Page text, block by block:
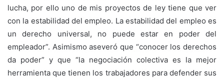
lucha, por ello uno de mis proyectos de ley tiene que ver
con la estabilidad del empleo. La estabilidad del empleo es
un derecho universal, no puede estar en poder del
empleador”. Asimismo aseveró que “conocer los derechos
da poder” y que “la negociación colectiva es la mejor
herramienta que tienen los trabajadores para defender sus